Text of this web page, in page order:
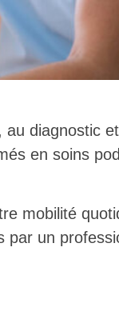
diagnostic
en soins
mobilité
un